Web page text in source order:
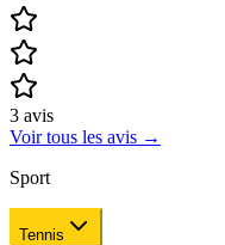
3 avis
Voir tous les avis →
Sport
Tennis